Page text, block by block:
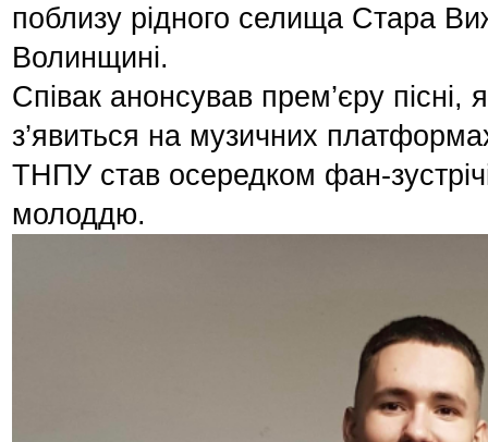
поблизу рідного селища Стара
Волинщині.
Співак анонсував прем’єру пісні,
з’явиться на музичних
ТНПУ став осередком фан-
молоддю.